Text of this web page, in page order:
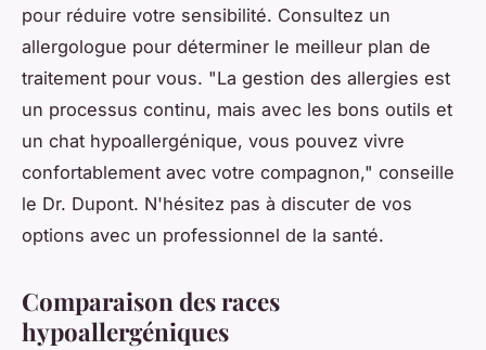
pour réduire votre sensibilité. Consultez un
allergologue pour déterminer le meilleur plan de
traitement pour vous. "La gestion des allergies est
un processus continu, mais avec les bons outils et
un chat hypoallergénique, vous pouvez vivre
confortablement avec votre compagnon," conseille
le Dr. Dupont. N'hésitez pas à discuter de vos
options avec un professionnel de la santé.
Comparaison des races
hypoallergéniques